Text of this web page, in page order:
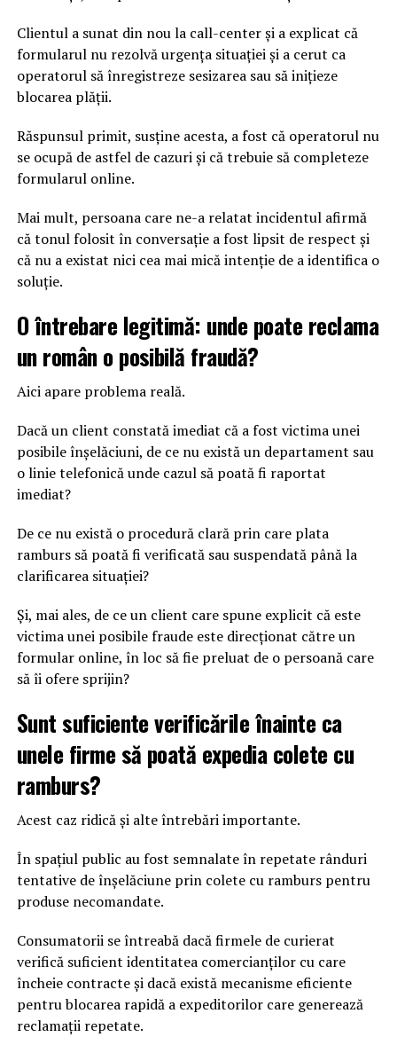
Clientul a sunat din nou la call-center și a explicat că
formularul nu rezolvă urgența situației și a cerut ca
operatorul să înregistreze sesizarea sau să inițieze
blocarea plății.
Răspunsul primit, susține acesta, a fost că operatorul nu
se ocupă de astfel de cazuri și că trebuie să completeze
formularul online.
Mai mult, persoana care ne-a relatat incidentul afirmă
că tonul folosit în conversație a fost lipsit de respect și
că nu a existat nici cea mai mică intenție de a identifica o
soluție.
O întrebare legitimă: unde poate reclama
un român o posibilă fraudă?
Aici apare problema reală.
Dacă un client constată imediat că a fost victima unei
posibile înșelăciuni, de ce nu există un departament sau
o linie telefonică unde cazul să poată fi raportat
imediat?
De ce nu există o procedură clară prin care plata
ramburs să poată fi verificată sau suspendată până la
clarificarea situației?
Și, mai ales, de ce un client care spune explicit că este
victima unei posibile fraude este direcționat către un
formular online, în loc să fie preluat de o persoană care
să îi ofere sprijin?
Sunt suficiente verificările înainte ca
unele firme să poată expedia colete cu
ramburs?
Acest caz ridică și alte întrebări importante.
În spațiul public au fost semnalate în repetate rânduri
tentative de înșelăciune prin colete cu ramburs pentru
produse necomandate.
Consumatorii se întreabă dacă firmele de curierat
verifică suficient identitatea comercianților cu care
încheie contracte și dacă există mecanisme eficiente
pentru blocarea rapidă a expeditorilor care generează
reclamații repetate.